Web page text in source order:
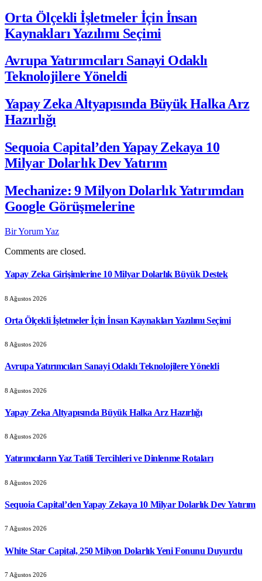
Orta Ölçekli İşletmeler İçin İnsan
Kaynakları Yazılımı Seçimi
Avrupa Yatırımcıları Sanayi Odaklı
Teknolojilere Yöneldi
Yapay Zeka Altyapısında Büyük Halka Arz
Hazırlığı
Sequoia Capital’den Yapay Zekaya 10
Milyar Dolarlık Dev Yatırım
Mechanize: 9 Milyon Dolarlık Yatırımdan
Google Görüşmelerine
Bir Yorum Yaz
Comments are closed.
Yapay Zeka Girişimlerine 10 Milyar Dolarlık Büyük Destek
8 Ağustos 2026
Orta Ölçekli İşletmeler İçin İnsan Kaynakları Yazılımı Seçimi
8 Ağustos 2026
Avrupa Yatırımcıları Sanayi Odaklı Teknolojilere Yöneldi
8 Ağustos 2026
Yapay Zeka Altyapısında Büyük Halka Arz Hazırlığı
8 Ağustos 2026
Yatırımcıların Yaz Tatili Tercihleri ve Dinlenme Rotaları
8 Ağustos 2026
Sequoia Capital’den Yapay Zekaya 10 Milyar Dolarlık Dev Yatırım
7 Ağustos 2026
White Star Capital, 250 Milyon Dolarlık Yeni Fonunu Duyurdu
7 Ağustos 2026